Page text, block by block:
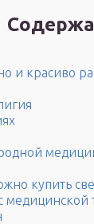
и красиво
купить
медицинской